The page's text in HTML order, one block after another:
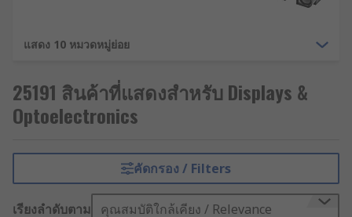
Displays show images and/or basic text and come
technology:
LED (Light Emitting Diode)
LCD (Liquid Crystal Display)
OLED (Organic Light Emitting Diode)
แสดง 10 หมวดหมู่ย่อย
25191 สินค้าที่แสดงสำหรับ Displays &
Optoelectronics
คัดกรอง / Filters
เรียงลำดับตาม คุณสมบัติใกล้เคียง / Relevance